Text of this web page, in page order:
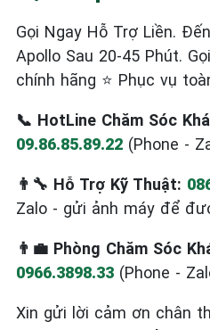
Gọi Ngay Hỗ Trợ Liền.
Apollo Sau 20-45 Phút.
chính hãng ⭐ Phục vụ
📞 HotLine Chăm Sóc
09.86.85.89.22 (Phone -
👨‍🔧 Hỗ Trợ Kỹ Thuật:
Zalo - gửi ảnh máy để
👨‍💼 Phòng Chăm Sóc
0966.3898.33 (Phone -
Xin gửi lời cảm ơn chân